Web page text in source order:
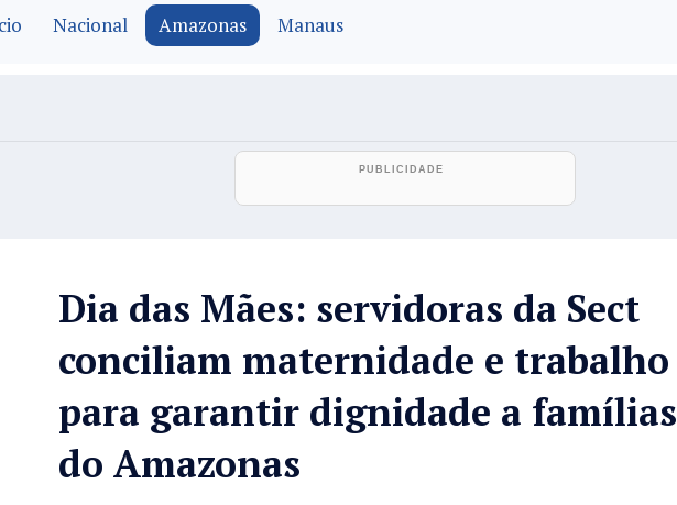
Nacional Amazonas Manaus
Dia das Mães: servidoras da Sect
conciliam maternidade e trabalho
para garantir dignidade a famílias
do Amazonas